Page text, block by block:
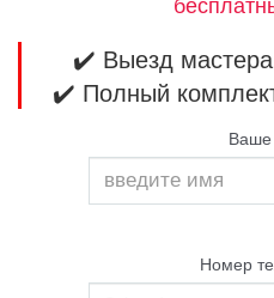
✔️ Выезд
✔️ Полный
Номер